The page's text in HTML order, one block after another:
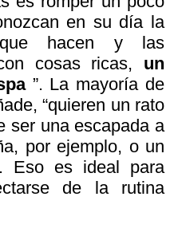
en su día la
hacen y las
cosas ricas, un
”. La mayoría de
“quieren un rato
ser una escapada a
por ejemplo, o un
Eso es ideal para
de la rutina